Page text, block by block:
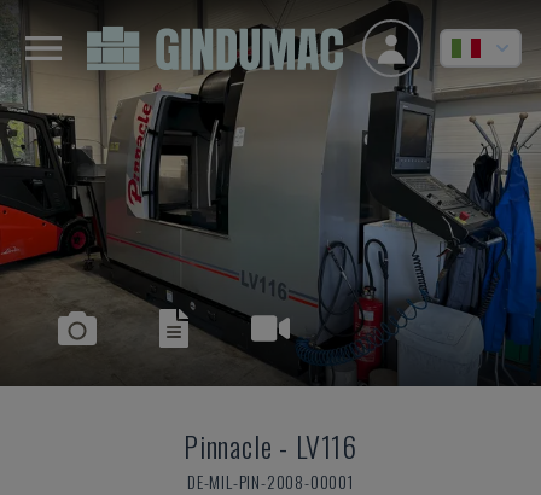
Pinnacle - LV116
DE-MIL-PIN-2008-00001